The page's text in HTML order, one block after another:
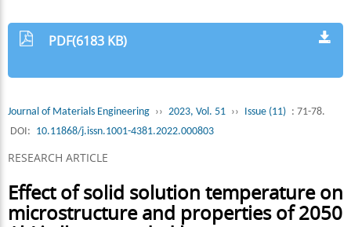
PDF(6183 KB)
Journal of Materials Engineering ›› 2023, Vol. 51 ›› Issue (11) : 71-78.
DOI: 10.11868/j.issn.1001-4381.2022.000803
RESEARCH ARTICLE
Effect of solid solution temperature on
microstructure and properties of 2050